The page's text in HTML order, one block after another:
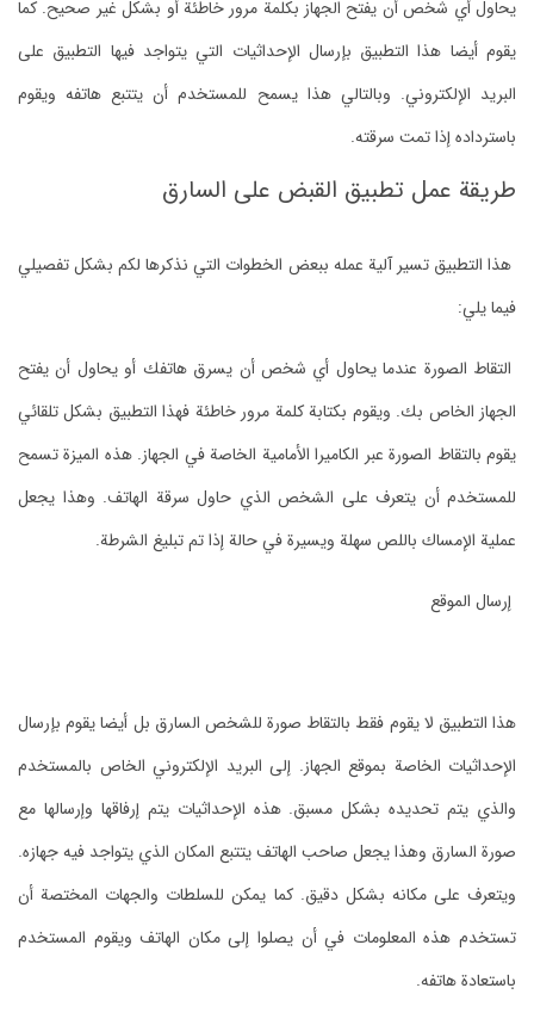
يحاول أي شخص أن يفتح الجهاز بكلمة مرور خاطئة أو بشكل غير صحيح. كما
يقوم أيضا هذا التطبيق بإرسال الإحداثيات التي يتواجد فيها التطبيق على
البريد الإلكتروني. وبالتالي هذا يسمح للمستخدم أن يتتبع هاتفه ويقوم
باسترداده إذا تمت سرقته.
طريقة عمل تطبيق القبض على السارق
هذا التطبيق تسير آلية عمله ببعض الخطوات التي نذكرها لكم بشكل تفصيلي
فيما يلي:
التقاط الصورة عندما يحاول أي شخص أن يسرق هاتفك أو يحاول أن يفتح
الجهاز الخاص بك. ويقوم بكتابة كلمة مرور خاطئة فهذا التطبيق بشكل تلقائي
يقوم بالتقاط الصورة عبر الكاميرا الأمامية الخاصة في الجهاز. هذه الميزة تسمح
للمستخدم أن يتعرف على الشخص الذي حاول سرقة الهاتف. وهذا يجعل
عملية الإمساك باللص سهلة ويسيرة في حالة إذا تم تبليغ الشرطة.
إرسال الموقع
هذا التطبيق لا يقوم فقط بالتقاط صورة للشخص السارق بل أيضا يقوم بإرسال
الإحداثيات الخاصة بموقع الجهاز. إلى البريد الإلكتروني الخاص بالمستخدم
والذي يتم تحديده بشكل مسبق. هذه الإحداثيات يتم إرفاقها وإرسالها مع
صورة السارق وهذا يجعل صاحب الهاتف يتتبع المكان الذي يتواجد فيه جهازه.
ويتعرف على مكانه بشكل دقيق. كما يمكن للسلطات والجهات المختصة أن
تستخدم هذه المعلومات في أن يصلوا إلى مكان الهاتف ويقوم المستخدم
باستعادة هاتفه.